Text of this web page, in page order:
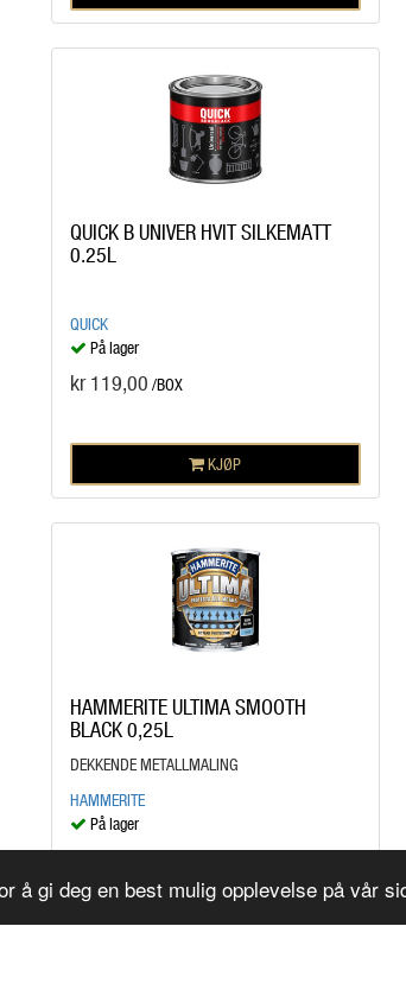
å gi deg en best mulig opplevelse på vår
QUICK B UNIVER HVIT SILKEMATT
0.25L
QUICK
På lager
kr 119,00 /BOX
KJØP
HAMMERITE ULTIMA SMOOTH
BLACK 0,25L
DEKKENDE METALLMALING
HAMMERITE
På lager
kr 209,00